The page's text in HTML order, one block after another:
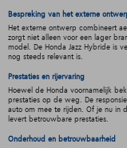
Bespreking van het externe
Het externe ontwerp combineert
zorgt niet alleen voor een lager
model. De Honda Jazz Hybride is
nog steeds relevant is.
Prestaties en rijervaring
Hoewel de Honda voornamelijk
prestaties op de weg. De
auto om mee te rijden. Of je nu in
levert betrouwbare prestaties.
Onderhoud en betrouwbaarheid